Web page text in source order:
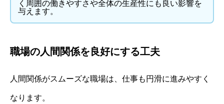
く周囲の働きやすさや全体の生産性にも良い影響を
与えます。
職場の人間関係を良好にする工夫
人間関係がスムーズな職場は、仕事も円滑に進みやすく
なります。